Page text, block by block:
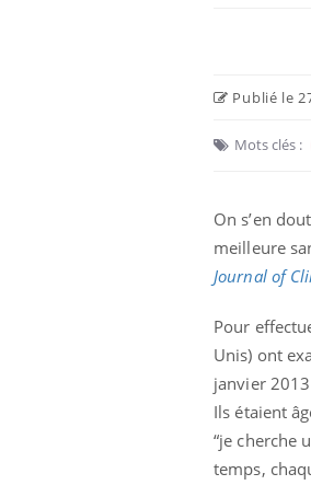
Publié le
Mots clés :
On s’en
meilleure
Journal of
Pour
Unis) ont
janvier
Ils étaient
“je cherche
temps,